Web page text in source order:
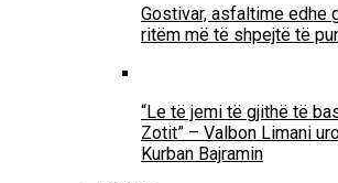
Gostivar, asfaltime edhe
ritëm më të shpejtë të
“Le të jemi të gjithë të
Zotit” – Valbon Limani
Kurban Bajramin